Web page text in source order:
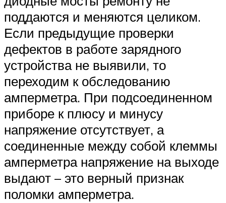
поддаются и меняются целиком.
Если предыдущие проверки
дефектов в работе зарядного
устройства не выявили, то
переходим к обследованию
амперметра. При подсоединенном
приборе к плюсу и минусу
напряжение отсутствует, а
соединенные между собой клеммы
амперметра напряжение на выходе
выдают – это верный признак
поломки амперметра.